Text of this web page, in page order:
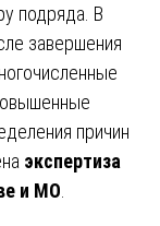
подряда. В
завершения
причин
экспертиза
и МО